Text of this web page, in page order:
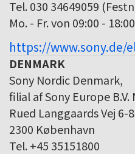
Tel. 030 34649059
Mo. - Fr. von 09:00 - 18:00
https://www.sony.de/
DENMARK
Sony Nordic Denmark,
filial af Sony Europe B.V.
Rued Langgaards Vej 6-8
2300 København
Tel. +45 35151800